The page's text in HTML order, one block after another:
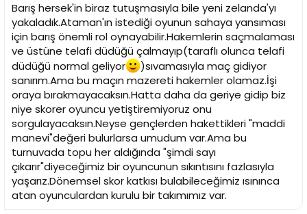
Barış hersek'in biraz tutuşmasıyla bile yeni zelanda'yı
yakaladık.Ataman'ın istediği oyunun sahaya yansıması
için barış önemli rol oynayabilir.Hakemlerin saçmalaması
ve üstüne telafi düdüğü çalmayıp(taraflı olunca telafi
düdüğü normal geliyor
)sıvamasıyla maç gidiyor
sanırım.Ama bu maçın mazereti hakemler olamaz.İşi
oraya bırakmayacaksın.Hatta daha da geriye gidip biz
niye skorer oyuncu yetiştiremiyoruz onu
sorgulayacaksın.Neyse gençlerden hakettikleri "maddi
manevi"değeri bulurlarsa umudum var.Ama bu
turnuvada topu her aldığında "şimdi sayı
çıkarır"diyeceğimiz bir oyuncunun sıkıntısını fazlasıyla
yaşarız.Dönemsel skor katkısı bulabileceğimiz ısınınca
atan oyunculardan kurulu bir takımımız var.